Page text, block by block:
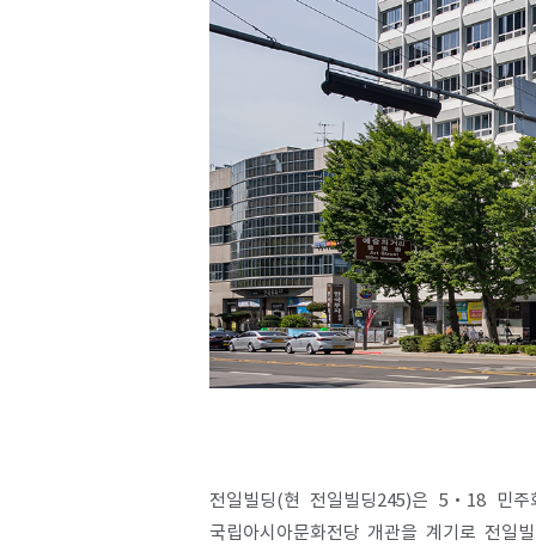
전일빌딩(현 전일빌딩245)은 5·18 민
국립아시아문화전당 개관을 계기로 전일